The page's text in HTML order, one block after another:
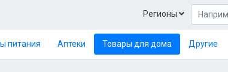
Регионы
питания Аптеки Товары для дома Другие